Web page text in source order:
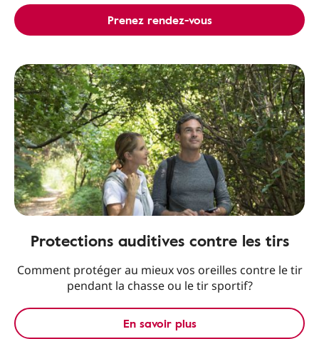
Prenez rendez-vous
Protections auditives contre les tirs
Comment protéger au mieux vos oreilles contre le tir
pendant la chasse ou le tir sportif?
En savoir plus